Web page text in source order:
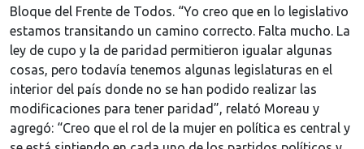
Bloque del Frente de Todos. “Yo creo que en lo legislativo
estamos transitando un camino correcto. Falta mucho. La
ley de cupo y la de paridad permitieron igualar algunas
cosas, pero todavía tenemos algunas legislaturas en el
interior del país donde no se han podido realizar las
modificaciones para tener paridad”, relató Moreau y
agregó: “Creo que el rol de la mujer en política es central y